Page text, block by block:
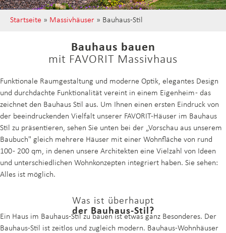
Startseite » Massivhäuser » Bauhaus-Stil
Bauhaus bauen
mit FAVORIT Massivhaus
Funktionale Raumgestaltung und moderne Optik, elegantes Design
und durchdachte Funktionalität vereint in einem Eigenheim - das
zeichnet den Bauhaus Stil aus. Um Ihnen einen ersten Eindruck von
der beeindruckenden Vielfalt unserer FAVORIT-Häuser im Bauhaus
Stil zu präsentieren, sehen Sie unten bei der „Vorschau aus unserem
Baubuch" gleich mehrere Häuser mit einer Wohnfläche von rund
100 - 200 qm, in denen unsere Architekten eine Vielzahl von Ideen
und unterschiedlichen Wohnkonzepten integriert haben. Sie sehen:
Alles ist möglich.
Was ist überhaupt
der Bauhaus-Stil?
Ein Haus im Bauhaus-Stil zu bauen ist etwas ganz Besonderes. Der
Bauhaus-Stil ist zeitlos und zugleich modern. Bauhaus-Wohnhäuser